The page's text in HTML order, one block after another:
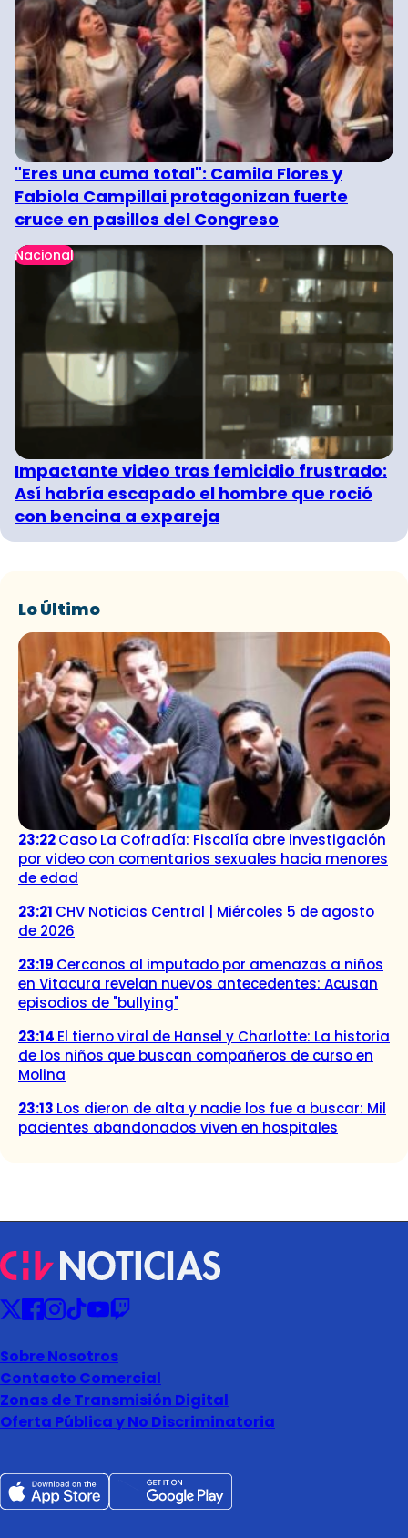
"Eres una cuma total": Camila Flores y
Fabiola Campillai protagonizan fuerte
cruce en pasillos del Congreso
Nacional
Impactante video tras femicidio frustrado:
Así habría escapado el hombre que roció
con bencina a expareja
Lo Último
23:22Caso La Cofradía: Fiscalía abre investigación
por video con comentarios sexuales hacia menores
de edad
23:21 CHV Noticias Central | Miércoles 5 de agosto
de 2026
23:19 Cercanos al imputado por amenazas a niños
en Vitacura revelan nuevos antecedentes: Acusan
episodios de "bullying"
23:14 El tierno viral de Hansel y Charlotte: La historia
de los niños que buscan compañeros de curso en
Molina
23:13 Los dieron de alta y nadie los fue a buscar: Mil
pacientes abandonados viven en hospitales
Sobre Nosotros
Contacto Comercial
Zonas de Transmisión Digital
Oferta Pública y No Discriminatoria